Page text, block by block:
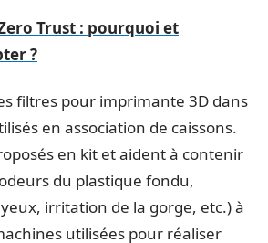
Trust : pourquoi et
?
filtres pour imprimante 3D dans
en association de caissons.
en kit et aident à contenir
du plastique fondu,
irritation de la gorge, etc.) à
utilisées pour réaliser